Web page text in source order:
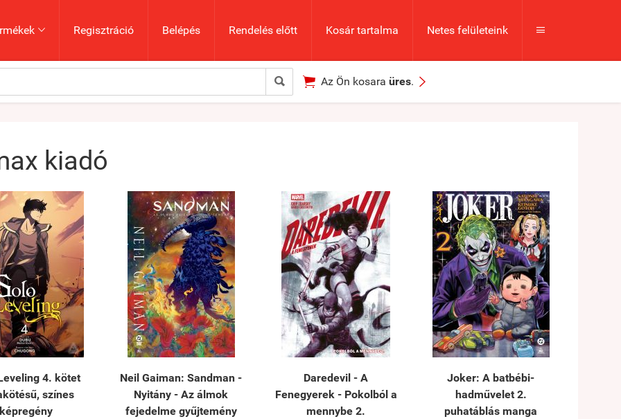
 Regisztráció Belépés Rendelés előtt Kosár tartalma Netes felületeink 
  Az Ön kosara üres. 
kiadó
4. kötet
színes
képregény
Neil Gaiman: Sandman -
Nyitány - Az álmok
fejedelme gyűjtemény
Daredevil - A
Fenegyerek - Pokolból a
mennybe 2.
Joker: A batbébi-
hadművelet 2.
puhatáblás manga